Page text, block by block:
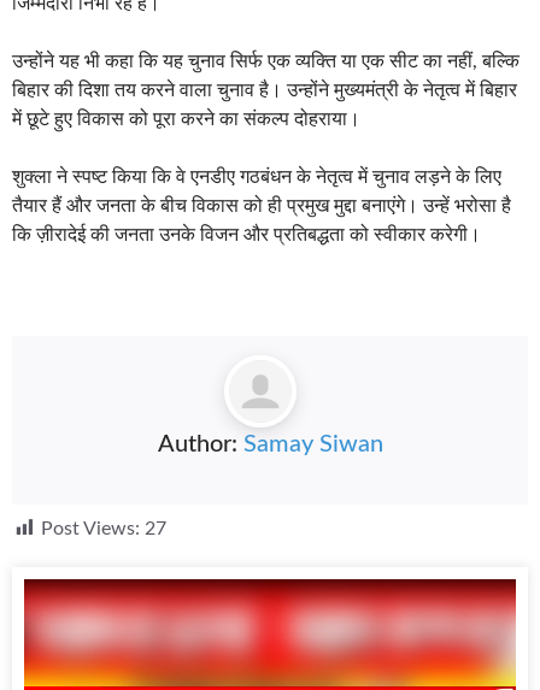
जिम्मेदारी निभा रहे हैं।
उन्होंने यह भी कहा कि यह चुनाव सिर्फ एक व्यक्ति या एक सीट का नहीं, बल्कि
बिहार की दिशा तय करने वाला चुनाव है। उन्होंने मुख्यमंत्री के नेतृत्व में बिहार
में छूटे हुए विकास को पूरा करने का संकल्प दोहराया।
शुक्ला ने स्पष्ट किया कि वे एनडीए गठबंधन के नेतृत्व में चुनाव लड़ने के लिए
तैयार हैं और जनता के बीच विकास को ही प्रमुख मुद्दा बनाएंगे। उन्हें भरोसा है
कि ज़ीरादेई की जनता उनके विजन और प्रतिबद्धता को स्वीकार करेगी।
Author: Samay Siwan
Post Views: 27